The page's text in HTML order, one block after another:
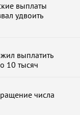
выплаты
удвоить
выплатить
10 тысяч
числа